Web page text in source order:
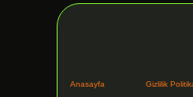
Anasayfa Gizlilik